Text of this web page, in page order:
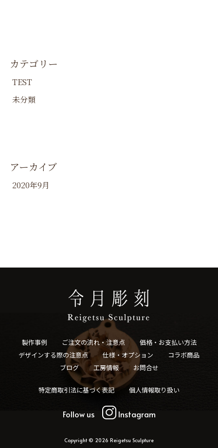
カテゴリー
TEST
未分類
アーカイブ
2020年9月
製作事例 ご注文の流れ・注意点
価格・お支払い方法
デザインする際の注意点
仕様・オプション
コラボ商品
ブログ
工房情報 お問合せ
特定商取引法に基づく表記 個人情報取り扱い
Follow us Instagram
Copyright © 2026 Reigetsu Sculpture